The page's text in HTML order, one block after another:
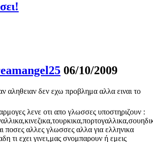
06/10/2009
αληθειαν δεν εχω προβλημα αλλα ειναι το
λενε οτι απο γλωσσες υποστηριζουν :
ποσες αλλες γλωσσες αλλα για ελληνικα
τι εχει γινει,μας σνομπαρουν ή εμεις